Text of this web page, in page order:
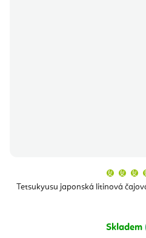
Tetsukyusu japonská litinová
Skladem